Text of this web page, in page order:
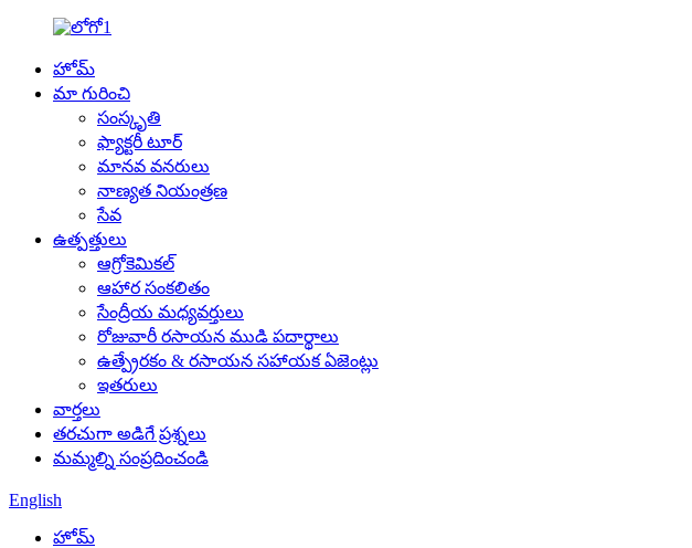
హోమ్
మా గురించి
సంస్కృతి
ఫ్యాక్టరీ టూర్
మానవ వనరులు
నాణ్యత నియంత్రణ
సేవ
ఉత్పత్తులు
ఆగ్రోకెమికల్
ఆహార సంకలితం
సేంద్రీయ మధ్యవర్తులు
రోజువారీ రసాయన ముడి పదార్థాలు
ఉత్ప్రేరకం & రసాయన సహాయక ఏజెంట్లు
ఇతరులు
వార్తలు
తరచుగా అడిగే ప్రశ్నలు
మమ్మల్ని సంప్రదించండి
English
హోమ్